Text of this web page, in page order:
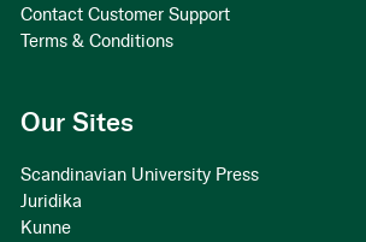
Contact Customer Support
Terms & Conditions
Our Sites
Scandinavian University Press
Juridika
Kunne